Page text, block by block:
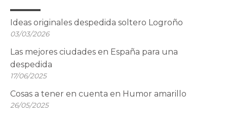
Ideas originales despedida soltero Logroño
03/03/2026
Las mejores ciudades en España para una
despedida
17/06/2025
Cosas a tener en cuenta en Humor amarillo
26/05/2025